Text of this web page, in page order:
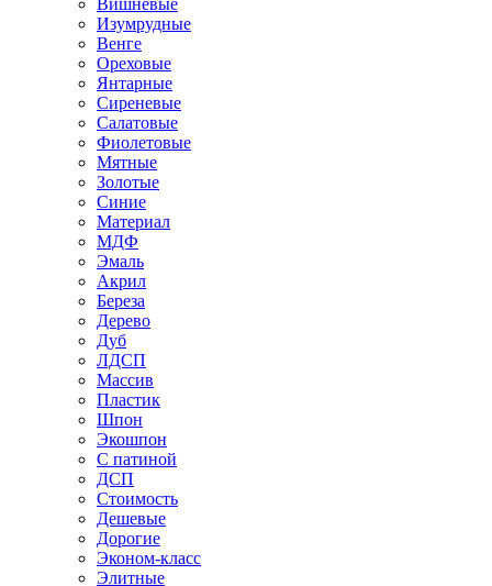
Вишневые
Изумрудные
Венге
Ореховые
Янтарные
Сиреневые
Салатовые
Фиолетовые
Мятные
Золотые
Синие
Материал
МДФ
Эмаль
Акрил
Береза
Дерево
Дуб
ЛДСП
Массив
Пластик
Шпон
Экошпон
С патиной
ДСП
Стоимость
Дешевые
Дорогие
Эконом-класс
Элитные